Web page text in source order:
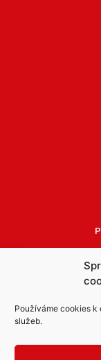
Používáme cookies
služeb.